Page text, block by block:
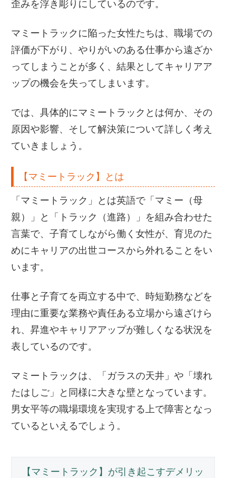
歪みを浮き彫りにしているのです。
マミートラックに陥った女性たちは、職場での
評価が下がり、やりがいのある仕事から遠ざか
ってしまうことが多く、結果としてキャリアア
ップの機会を失ってしまいます。
では、具体的にマミートラックとは何か、その
原因や影響、そして解決策について詳しく考え
ていきましょう。
【マミートラック】とは
「マミートラック」とは英語で「マミー（母
親）」と「トラック（進路）」を組み合わせた
言葉で、子育てしながら働く女性が、育児のた
めにキャリアの出世コースから外れることをい
います。
仕事と子育てを両立する中で、時短勤務などを
理由に重要な業務や責任ある立場から遠ざけら
れ、昇進やキャリアアップが難しくなる状況を
表しているのです。
マミートラックは、「ガラスの天井」や「壊れ
たはしご」と同様に大きな壁となっています。
男女平等の職場環境を実現する上で障害となっ
ているといえるでしょう。
【マミートラック】が引き起こすデメリッ